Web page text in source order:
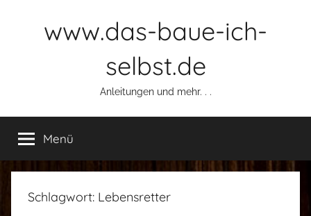
www.das-baue-ich-
selbst.de
Anleitungen und mehr. . .
Menü
Schlagwort: Lebensretter